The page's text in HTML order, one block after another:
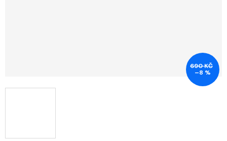
690 KČ
–8 %